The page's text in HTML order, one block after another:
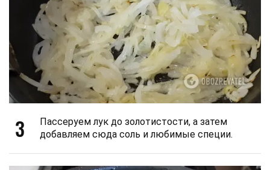
3
Пассеруем лук до золотистости, а затем
добавляем сюда соль и любимые специи.